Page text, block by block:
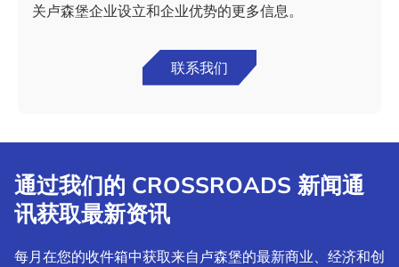
关卢森堡企业设立和企业优势的更多信息。
联系我们
通过我们的 CROSSROADS 新闻通
讯获取最新资讯
每月在您的收件箱中获取来自卢森堡的最新商业、经济和创